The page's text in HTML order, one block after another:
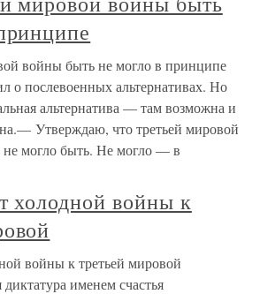
войны быть не могло в принципе
о послевоенных альтернативах. Но
альтернатива — там возможна и
Утверждаю, что третьей мировой
могло быть. Не могло — в
холодной войны к
войны к третьей мировой
именем счастья